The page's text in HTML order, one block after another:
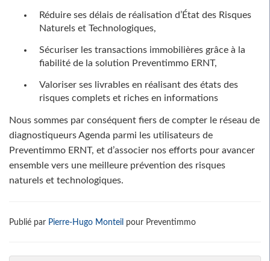
Réduire ses délais de réalisation d’État des Risques
Naturels et Technologiques,
Sécuriser les transactions immobilières grâce à la
fiabilité de la solution Preventimmo ERNT,
Valoriser ses livrables en réalisant des états des
risques complets et riches en informations
Nous sommes par conséquent fiers de compter le réseau de
diagnostiqueurs Agenda parmi les utilisateurs de
Preventimmo ERNT, et d’associer nos efforts pour avancer
ensemble vers une meilleure prévention des risques
naturels et technologiques.
Publié par Pierre-Hugo Monteil pour Preventimmo